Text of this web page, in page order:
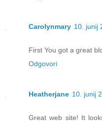
Carolynmary 10. junij
First You got a great
Odgovori
Heatherjane 10. junij
Great web site! It